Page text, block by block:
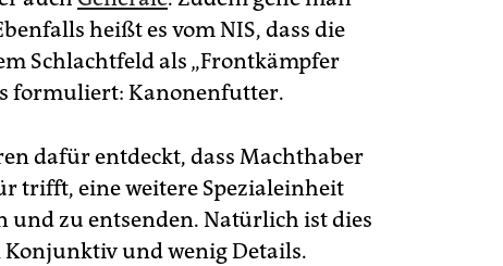
heißt es vom NIS, dass die
Schlachtfeld als „Frontkämpfer
formuliert: Kanonenfutter.
dafür entdeckt, dass Machthaber
trifft, eine weitere Spezialeinheit
zu entsenden. Natürlich ist dies
und wenig Details.